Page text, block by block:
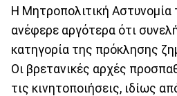
Η Μητροπολιτική Αστυνομία
ανέφερε αργότερα ότι
κατηγορία της πρόκλησης
Οι βρετανικές αρχές
τις κινητοποιήσεις, ιδίως